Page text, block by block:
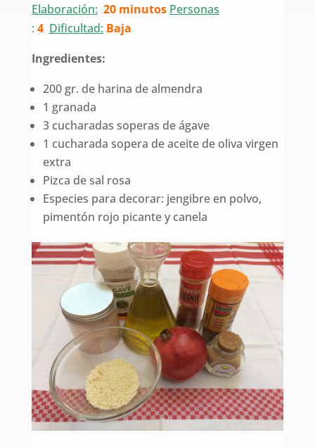
Elaboración: 20 minutos Personas
: 4 Dificultad: Baja
Ingredientes:
200 gr. de harina de almendra
1 granada
3 cucharadas soperas de ágave
1 cucharada sopera de aceite de oliva virgen
extra
Pizca de sal rosa
Especies para decorar: jengibre en polvo,
pimentón rojo picante y canela